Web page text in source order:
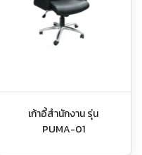
เก้าอี้สำนักงาน รุ่น
PUMA-01